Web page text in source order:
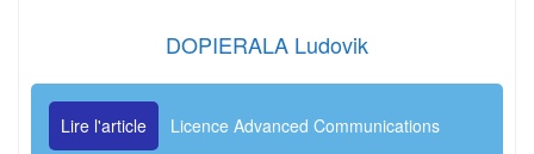
DOPIERALA Ludovik
Lire l'article Licence Advanced Communications